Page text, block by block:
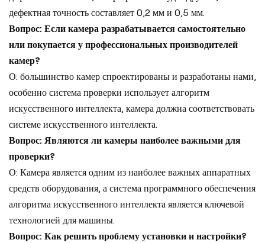
дефектная точность составляет 0,2 мм и 0,5 мм.
Вопрос: Если камера разрабатывается самостоятельно
или покупается у профессиональных производителей
камер?
О: большинство камер спроектированы и разработаны нами,
особенно система проверки использует алгоритм
искусственного интеллекта, камера должна соответствовать
системе искусственного интеллекта.
Вопрос: Являются ли камеры наиболее важными для
проверки?
О: Камера является одним из наиболее важных аппаратных
средств оборудования, а система программного обеспечения
алгоритма искусственного интеллекта является ключевой
технологией для машины.
Вопрос: Как решить проблему установки и настройки?